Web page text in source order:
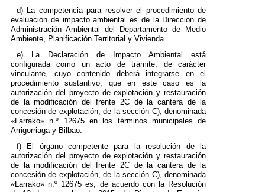
d) La competencia para resolver el procedimiento de
evaluación de impacto ambiental es de la Dirección de
Administración Ambiental del Departamento de Medio
Ambiente, Planificación Territorial y Vivienda.
e) La Declaración de Impacto Ambiental está
configurada como un acto de trámite, de carácter
vinculante, cuyo contenido deberá integrarse en el
procedimiento sustantivo, que en este caso es la
autorización del proyecto de explotación y restauración
de la modificación del frente 2C de la cantera de la
concesión de explotación, de la sección C), denominada
«Larrako» n.º 12675 en los términos municipales de
Arrigorriaga y Bilbao.
f) El órgano competente para la resolución de la
autorización del proyecto de explotación y restauración
de la modificación del frente 2C de la cantera de la
concesión de explotación, de la sección C), denominada
«Larrako» n.º 12675 es, de acuerdo con la Resolución